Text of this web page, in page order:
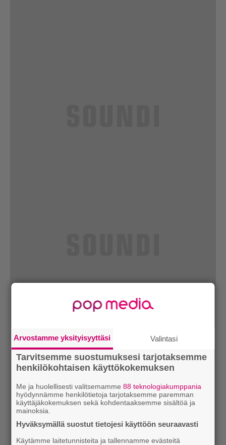
Arvostamme yksityisyyttäsi Valintasi
Tarvitsemme suostumuksesi tarjotaksemme
henkilökohtaisen käyttökokemuksen
Me ja huolellisesti valitsemamme88 teknologiakumppania
hyödynnämme henkilötietoja tarjotaksemme paremman
käyttäjäkokemuksen sekä kohdentaaksemme sisältöä ja
mainoksia.
Hyväksymällä suostut tietojesi käyttöön seuraavasti
Käytämme laitetunnisteita ja tallennamme evästeitä